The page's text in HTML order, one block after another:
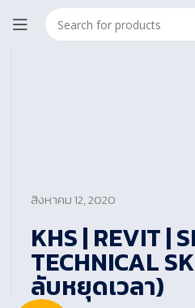
สิงหาคม 12, 2020
KHS | REVIT |
TECHNICAL
ลับหยุดเวลา)